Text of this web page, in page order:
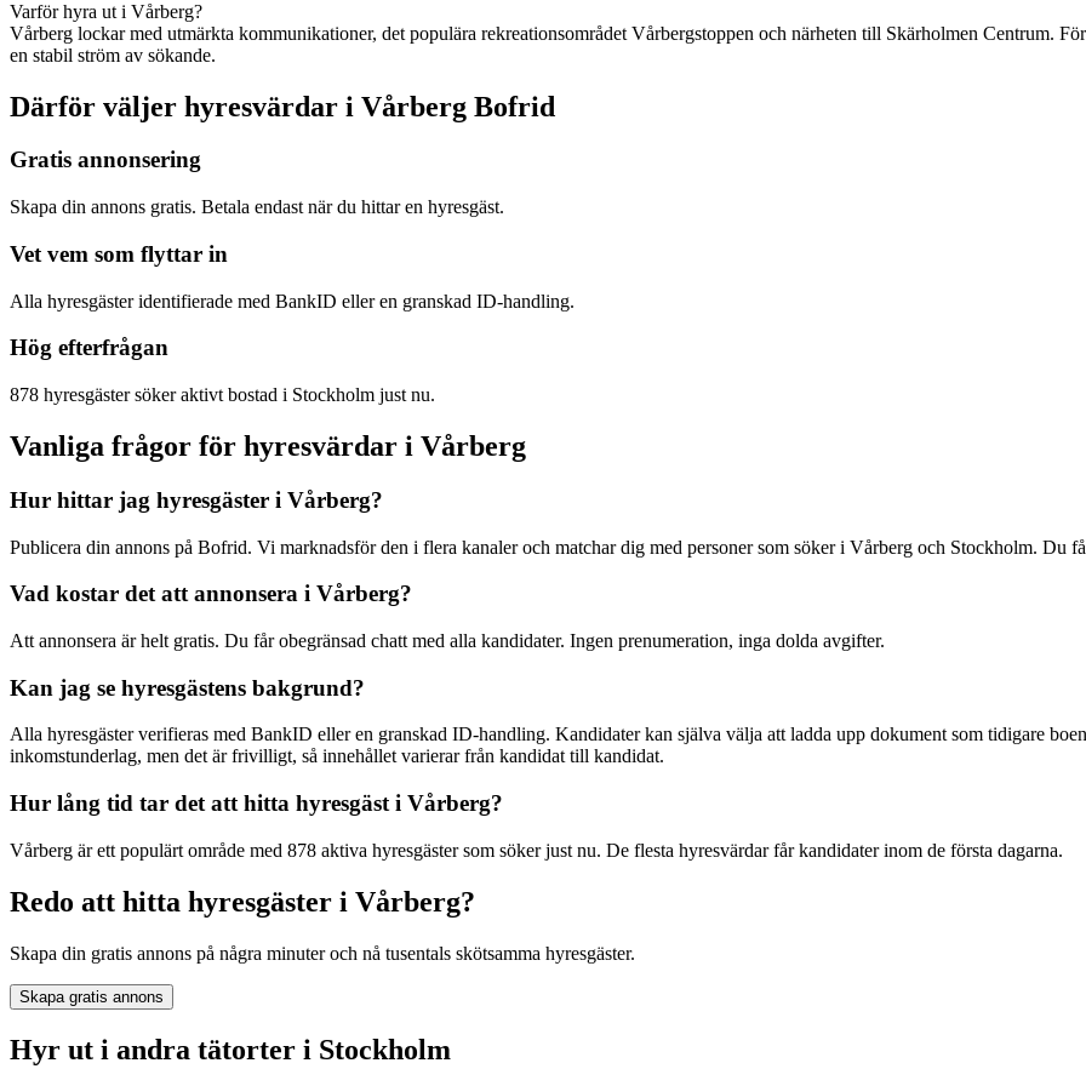
Varför hyra ut i Vårberg?
Vårberg lockar med utmärkta kommunikationer, det populära rekreationsområdet Vårbergstoppen och närheten till Skärholmen Centrum.
en stabil ström av sökande.
Därför väljer hyresvärdar i Vårberg Bofrid
Gratis annonsering
Skapa din annons gratis. Betala endast när du hittar en hyresgäst.
Vet vem som flyttar in
Alla hyresgäster identifierade med BankID eller en granskad ID-handling.
Hög efterfrågan
878 hyresgäster söker aktivt bostad i Stockholm just nu.
Vanliga frågor för hyresvärdar i Vårberg
Hur hittar jag hyresgäster i Vårberg?
Publicera din annons på Bofrid. Vi marknadsför den i flera kanaler och matchar dig med personer som söker i Vårberg och Stockholm. Du
Vad kostar det att annonsera i Vårberg?
Att annonsera är helt gratis. Du får obegränsad chatt med alla kandidater. Ingen prenumeration, inga dolda avgifter.
Kan jag se hyresgästens bakgrund?
Alla hyresgäster verifieras med BankID eller en granskad ID-handling. Kandidater kan själva välja att ladda upp dokument som tidigare
inkomstunderlag, men det är frivilligt, så innehållet varierar från kandidat till kandidat.
Hur lång tid tar det att hitta hyresgäst i Vårberg?
Vårberg är ett populärt område med 878 aktiva hyresgäster som söker just nu. De flesta hyresvärdar får kandidater inom de första dagarna.
Redo att hitta hyresgäster i Vårberg?
Skapa din gratis annons på några minuter och nå tusentals skötsamma hyresgäster.
Skapa gratis annons
Hyr ut i andra tätorter i Stockholm